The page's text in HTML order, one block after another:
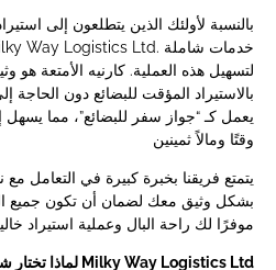
بالنسبة لأولئك الذين يتطلعون إلى
لتسهيل هذه العملية. كارنيه الأمتعة هو
بالاستيراد المؤقت للبضائع دون
يعمل كـ “جواز سفر للبضائع”، مما
وقتًا ومالاً ثمينين
بشكل وثيق معك لضمان أن تكون جميع
موفرًا لك راحة البال وعملية استيراد
لماذا تختار شركة؟ Milky Way Logistics Ltd